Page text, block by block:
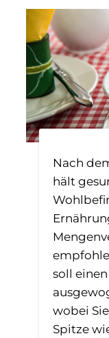
Nach
hält
soll
wobei
Spitze